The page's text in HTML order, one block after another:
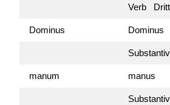
Verb
Dominus Dominus
manum manus